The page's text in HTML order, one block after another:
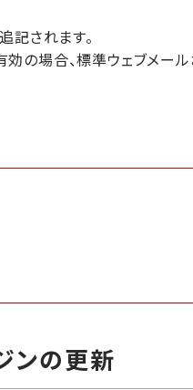
記されます。
効の場合、標準ウェブメー
ンの更新